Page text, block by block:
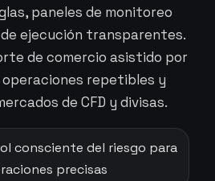
paneles de monitoreo
ejecución transparentes.
de comercio asistido por
operaciones repetibles y
de CFD y divisas.
consciente del riesgo para
precisas